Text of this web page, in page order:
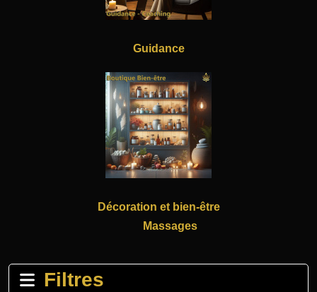
Guidance
Décoration et bien-être
Massages
Filtres